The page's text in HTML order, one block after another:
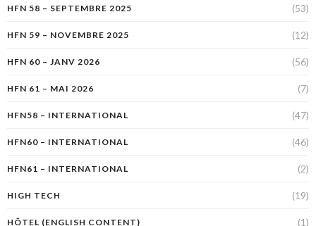
HFN 58 – SEPTEMBRE 2025 (53)
HFN 59 – NOVEMBRE 2025 (12)
HFN 60 – JANV 2026 (56)
HFN 61 – MAI 2026 (7)
HFN58 – INTERNATIONAL (47)
HFN60 – INTERNATIONAL (46)
HFN61 – INTERNATIONAL (2)
HIGH TECH (19)
HÔTEL (ENGLISH CONTENT) (1)